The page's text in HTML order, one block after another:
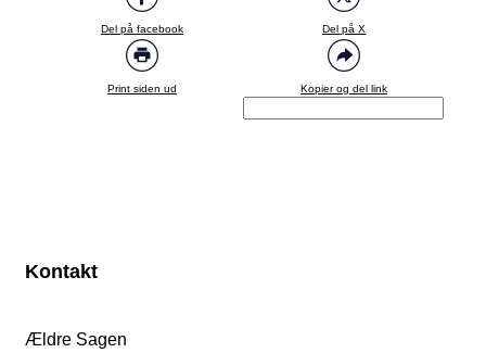
Del på facebook Del på X
Print siden ud Kopier og del link
Kontakt
Ældre Sagen